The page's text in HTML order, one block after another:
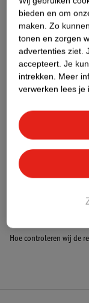
Nature Impact
Bestel &
Hoe controleren wij de
bieden en om
maken. Zo
tonen en zorgen
advertenties ziet.
accepteert. Je
intrekken. Meer
verwerken lees je